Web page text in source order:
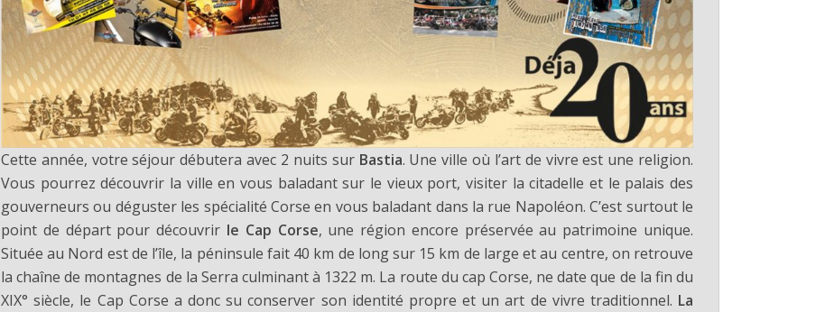
Cette année, votre séjour débutera avec 2 nuits sur Bastia. Une ville où l’art de vivre est une religion.
Vous pourrez découvrir la ville en vous baladant sur le vieux port, visiter la citadelle et le palais des
gouverneurs ou déguster les spécialité Corse en vous baladant dans la rue Napoléon. C’est surtout le
point de départ pour découvrir le Cap Corse, une région encore préservée au patrimoine unique.
Située au Nord est de l’île, la péninsule fait 40 km de long sur 15 km de large et au centre, on retrouve
la chaîne de montagnes de la Serra culminant à 1322 m. La route du cap Corse, ne date que de la fin du
XIX° siècle, le Cap Corse a donc su conserver son identité propre et un art de vivre traditionnel. La